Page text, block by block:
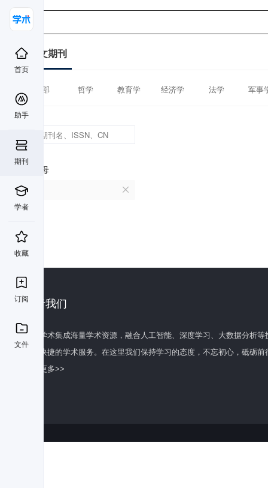
首页
助手
期刊
学者
收藏
订阅
文件
中文期刊
全部 哲学 教育学 经济学 法学 军事
首字母
I
关于我们
百度学术集成海量学术资源，融合人工智能、深度学习、大数据分析
全面快捷的学术服务。在这里我们保持学习的态度，不忘初心，砥砺前
了解更多>>